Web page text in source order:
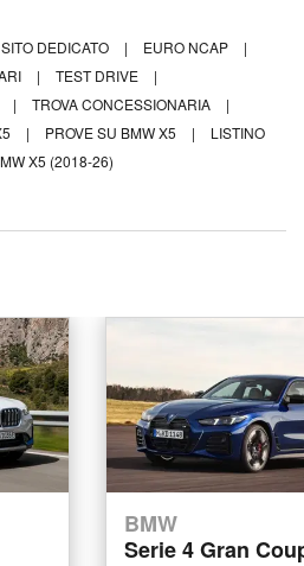
SITO DEDICATO | EURO NCAP
|
| TEST DRIVE
|
| TROVA CONCESSIONARIA
|
| PROVE SU BMW X5 |
LISTINO
X5 (2018-26)
BMW
Serie 4 Gran